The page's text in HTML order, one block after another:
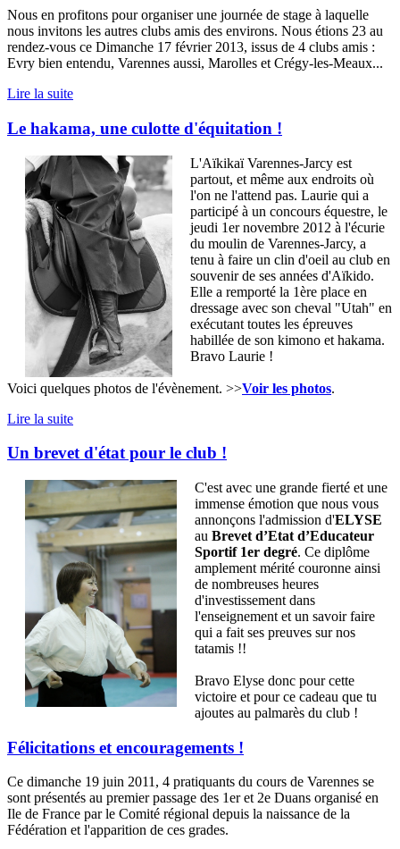
Nous en profitons pour organiser une journée de stage à laquelle
nous invitons les autres clubs amis des environs. Nous étions 23 au
rendez-vous ce Dimanche 17 février 2013, issus de 4 clubs amis :
Evry bien entendu, Varennes aussi, Marolles et Crégy-les-Meaux...
Lire la suite
Le hakama, une culotte d'équitation !
L'Aïkikaï Varennes-Jarcy est
partout, et même aux endroits où
l'on ne l'attend pas. Laurie qui a
participé à un concours équestre, le
jeudi 1er novembre 2012 à l'écurie
du moulin de Varennes-Jarcy, a
tenu à faire un clin d'oeil au club en
souvenir de ses années d'Aïkido.
Elle a remporté la 1ère place en
dressage avec son cheval "Utah" en
exécutant toutes les épreuves
habillée de son kimono et hakama.
Bravo Laurie !
Voici quelques photos de l'évènement. >>Voir les photos.
Lire la suite
Un brevet d'état pour le club !
C'est avec une grande fierté et une
immense émotion que nous vous
annonçons l'admission d'ELYSE
au Brevet d’Etat d’Educateur
Sportif 1er degré. Ce diplôme
amplement mérité couronne ainsi
de nombreuses heures
d'investissement dans
l'enseignement et un savoir faire
qui a fait ses preuves sur nos
tatamis !!
Bravo Elyse donc pour cette
victoire et pour ce cadeau que tu
ajoutes au palmarès du club !
Félicitations et encouragements !
Ce dimanche 19 juin 2011, 4 pratiquants du cours de Varennes se
sont présentés au premier passage des 1er et 2e Duans organisé en
Ile de France par le Comité régional depuis la naissance de la
Fédération et l'apparition de ces grades.